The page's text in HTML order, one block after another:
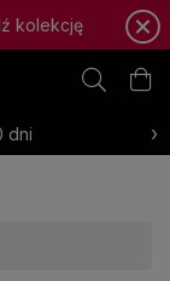
sprawdź
dni ›